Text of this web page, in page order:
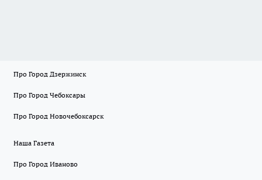
Про Город Дзержинск
Про Город Чебоксары
Про Город Новочебоксарск
Наша Газета
Про Город Иваново